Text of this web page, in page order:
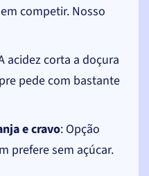
competir. Nosso
acidez corta a doçura
pede com bastante
e cravo: Opção
prefere sem açúcar.